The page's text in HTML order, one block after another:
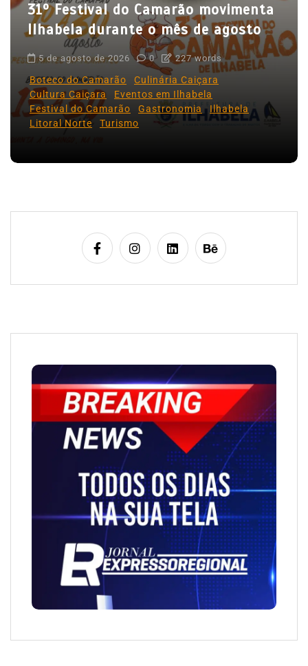
s
31º Festival do Camarão movimenta
Ilhabela durante o mês de agosto
5 de agosto de 2026 0 227 words
Boteco do Camarão
Culinária Caiçara
Cultura Caiçara
Eventos em Ilhabela
Festival do Camarão
Gastronomia
Ilhabela
Litoral Norte
Turismo